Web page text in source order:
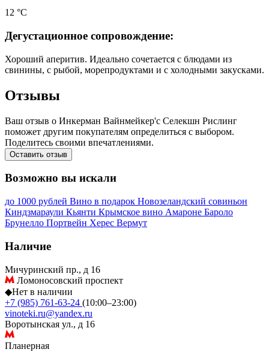
12 °С
Дегустационное сопровождение:
Хороший аперитив. Идеально сочетается с блюдами из
свинины, с рыбой, морепродуктами и с холодными закусками.
Отзывы
Ваш отзыв о Инкерман Вайнмейкер'с Селекшн Рислинг
поможет другим покупателям определиться с выбором.
Поделитесь своими впечатлениями.
Оставить отзыв
Возможно вы искали
до 1000 рублей Вино в подарок Новозеландский совиньон
Киндзмараули Кьянти Крымское вино Амароне Бароло
Брунелло Портвейн Херес Вермут
Наличие
Мичуринский пр., д 16
Ломоносовский проспект
◆Нет в наличии
+7 (985) 761-63-24 (10:00–23:00)
vinoteki.ru@yandex.ru
Воротынская ул., д 16
Планерная